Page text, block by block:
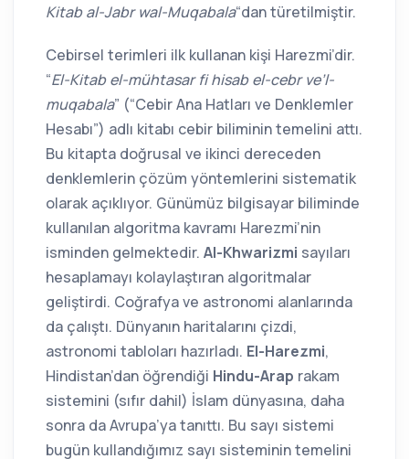
Kitab al-Jabr wal-Muqabala“dan türetilmiştir.
Cebirsel terimleri ilk kullanan kişi Harezmi’dir.
“El-Kitab el-mühtasar fi hisab el-cebr ve’l-
muqabala” (“Cebir Ana Hatları ve Denklemler
Hesabı”) adlı kitabı cebir biliminin temelini attı.
Bu kitapta doğrusal ve ikinci dereceden
denklemlerin çözüm yöntemlerini sistematik
olarak açıklıyor. Günümüz bilgisayar biliminde
kullanılan algoritma kavramı Harezmi’nin
isminden gelmektedir. Al-Khwarizmi sayıları
hesaplamayı kolaylaştıran algoritmalar
geliştirdi. Coğrafya ve astronomi alanlarında
da çalıştı. Dünyanın haritalarını çizdi,
astronomi tabloları hazırladı. El-Harezmi,
Hindistan’dan öğrendiği Hindu-Arap rakam
sistemini (sıfır dahil) İslam dünyasına, daha
sonra da Avrupa’ya tanıttı. Bu sayı sistemi
bugün kullandığımız sayı sisteminin temelini